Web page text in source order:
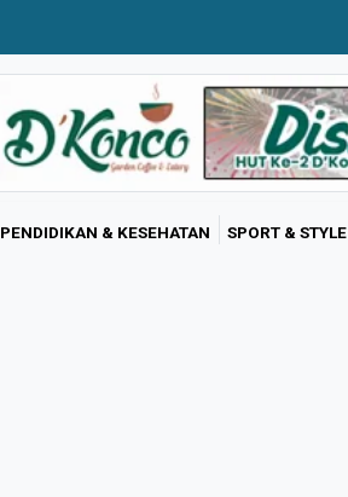
PENDIDIKAN & KESEHATAN SPORT & STYLE